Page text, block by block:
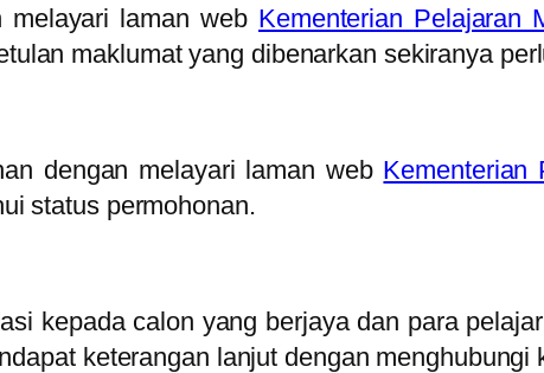
melayari laman web Kementerian Pelajaran
maklumat yang dibenarkan sekiranya
dengan melayari laman web Kementerian
status permohonan.
kepada calon yang berjaya dan para
keterangan lanjut dengan menghubungi